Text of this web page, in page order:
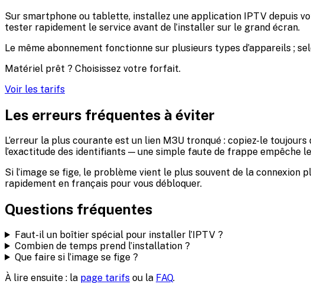
Sur smartphone ou tablette, installez une application IPTV depuis
tester rapidement le service avant de l’installer sur le grand écran.
Le même abonnement fonctionne sur plusieurs types d’appareils ;
Matériel prêt ? Choisissez votre forfait.
Voir les tarifs
Les erreurs fréquentes à éviter
L’erreur la plus courante est un lien M3U tronqué : copiez-le
l’exactitude des identifiants — une simple faute de frappe empêche
Si l’image se fige, le problème vient le plus souvent de la
rapidement en français pour vous débloquer.
Questions fréquentes
Faut-il un boîtier spécial pour installer l’IPTV ?
Combien de temps prend l’installation ?
Que faire si l’image se fige ?
À lire ensuite : la page tarifs ou la FAQ.